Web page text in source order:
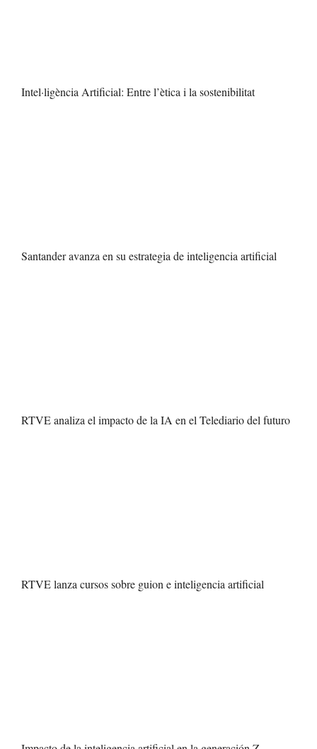
Intel·ligència Artificial: Entre l’ètica i la sostenibilitat
Santander avanza en su estrategia de inteligencia artificial
RTVE analiza el impacto de la IA en el Telediario del futuro
RTVE lanza cursos sobre guion e inteligencia artificial